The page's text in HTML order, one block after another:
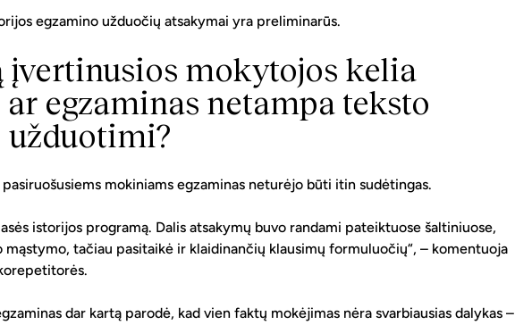
egzamino užduočių atsakymai yra preliminarūs.
įvertinusios mokytojos kelia
egzaminas netampa teksto
mokiniams egzaminas neturėjo būti itin sudėtingas.
istorijos programą. Dalis atsakymų buvo randami pateiktuose šaltiniuose,
mąstymo, tačiau pasitaikė ir klaidinančių klausimų formuluočių“, – komentuoja
dar kartą parodė, kad vien faktų mokėjimas nėra svarbiausias dalykas –